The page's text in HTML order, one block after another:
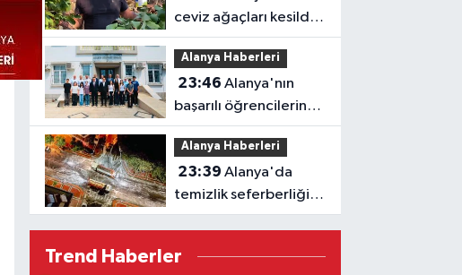
ceviz ağaçları kesildi,
vatandaş isyan etti
Alanya Haberleri
23:46 Alanya'nın
başarılı öğrencilerine
Kaymakam Öztürk'ten
tebrik
Alanya Haberleri
23:39 Alanya'da
temizlik seferberliği:
Ekipler 7 gün 24 saat
Trend Haberler